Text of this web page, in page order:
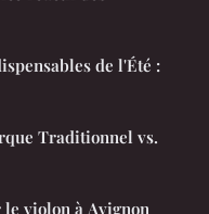
de l'Été :
Traditionnel vs.
violon à Avignon